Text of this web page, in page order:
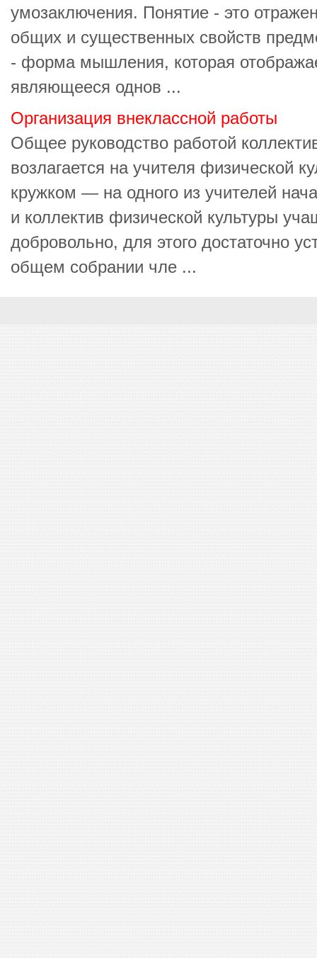
умозаключения. Понятие - это
общих и существенных свойств
- форма мышления, которая
являющееся однов ...
Организация внеклассной работы
Общее руководство работой
возлагается на учителя физической
кружком — на одного из учителей
и коллектив физической культуры
добровольно, для этого достаточно
общем собрании чле ...